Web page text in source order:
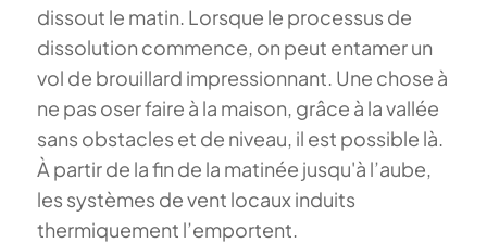
dissout le matin. Lorsque le processus de
dissolution commence, on peut entamer un
vol de brouillard impressionnant. Une chose à
ne pas oser faire à la maison, grâce à la vallée
sans obstacles et de niveau, il est possible là.
À partir de la fin de la matinée jusqu'à l’aube,
les systèmes de vent locaux induits
thermiquement l’emportent.